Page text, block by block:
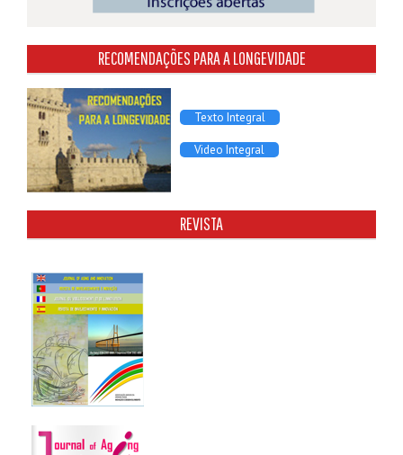
RECOMENDAÇÕES PARA A LONGEVIDADE
Texto Integral
Video Integral
REVISTA